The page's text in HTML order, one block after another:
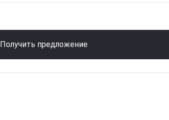
Получить предложение